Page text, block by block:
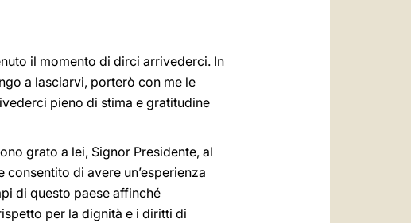
il momento di dirci arrivederci. In
a lasciarvi, porterò con me le
pieno di stima e gratitudine
grato a lei, Signor Presidente, al
di avere un’esperienza
di questo paese affinché
per la dignità e i diritti di